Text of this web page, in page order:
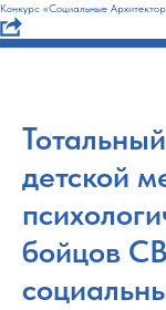
Конкурс «Социальные
детской
бойцов